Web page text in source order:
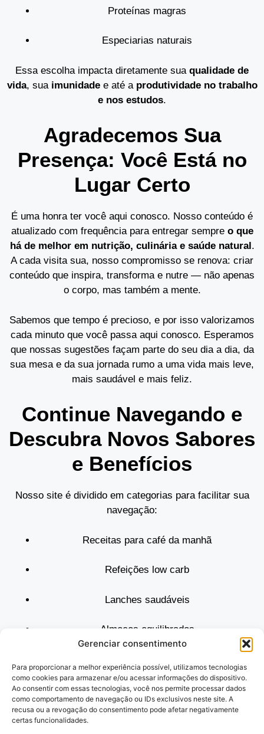
Gerenciar consentimento
Para proporcionar a melhor experiência possível, utilizamos tecnologias
como cookies para armazenar e/ou acessar informações do dispositivo.
Ao consentir com essas tecnologias, você nos permite processar dados
como comportamento de navegação ou IDs exclusivos neste site. A
recusa ou a revogação do consentimento pode afetar negativamente
certas funcionalidades.
Proteínas magras
Especiarias naturais
Essa escolha impacta diretamente sua qualidade de
vida, sua imunidadee até a produtividade no trabalho
e nos estudos.
Agradecemos Sua
Presença: Você Está no
Lugar Certo
É uma honra ter você aqui conosco. Nosso conteúdo é
atualizado com frequência para entregar sempre o que
há de melhor em nutrição, culinária e saúde natural .
A cada visita sua, nosso compromisso se renova: criar
conteúdo que inspira, transforma e nutre — não apenas
o corpo, mas também a mente.
Sabemos que tempo é precioso, e por isso valorizamos
cada minuto que você passa aqui conosco. Esperamos
que nossas sugestões façam parte do seu dia a dia, da
sua mesa e da sua jornada rumo a uma vida mais leve,
mais saudável e mais feliz.
Continue Navegando e
Descubra Novos Sabores
e Benefícios
Nosso site é dividido em categorias para facilitar sua
navegação:
Receitas para café da manhã
Refeições low carb
Lanches saudáveis
Almoços equilibrados
Sobremesas sem açúcar
Explore à vontade. Toda vez que você volta, uma nova